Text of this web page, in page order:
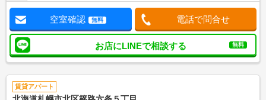
空室確認 無料 電話で問合せ
お店にLINEで相談する 無料
賃貸アパート